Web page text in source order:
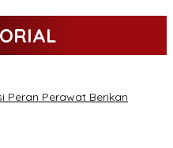
Peran Perawat Berikan